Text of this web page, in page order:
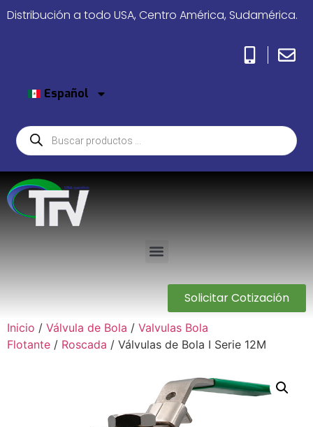
Distribución a todo USA, Centro América, Sudamérica.
Español
Solicitar Cotización
Inicio / Válvula de Bola / Valvulas Bola
Flotante / Roscada / Válvulas de Bola I Serie 12M